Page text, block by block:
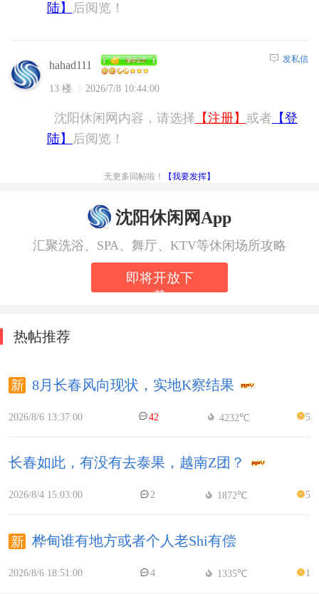
陆】
后阅览！
hahad111
13 楼 2026/7/8 10:44:00
发私信
沈阳休闲网内容，请选择 【注册】 或者 【登
陆】
后阅览！
无更多回帖啦！ 【我要发挥】
沈阳休闲网App
汇聚洗浴、SPA、舞厅、KTV等休闲场所攻略
即将开放下
载
热帖推荐
8月长春风向现状，实地K察结果
2026/8/6 13:37:00 42 4232℃ 5
长春如此，有没有去泰果，越南Z团？
2026/8/4 15:03:00 2 1872℃ 5
桦甸谁有地方或者个人老Shi有偿
2026/8/6 18:51:00 4 1335℃ 1